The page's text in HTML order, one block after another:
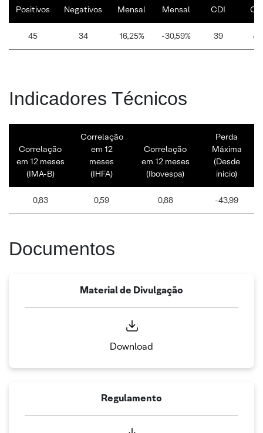
Positivos
Negativos
Mensal
Mensal
CDI
45 34 16,25% -30,59% 39 40
Indicadores Técnicos
Correlação
em 12 meses
(IMA-B)
Correlação
em 12
meses
(IHFA)
Correlação
em 12 meses
(Ibovespa)
Perda
Máxima
(Desde
início)
0,83 0,59 0,88 -43,99
Documentos
Material de Divulgação
Download
Regulamento